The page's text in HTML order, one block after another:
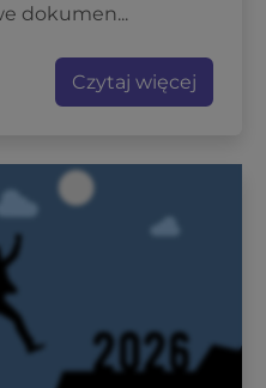
dokumen...
Czytaj więcej